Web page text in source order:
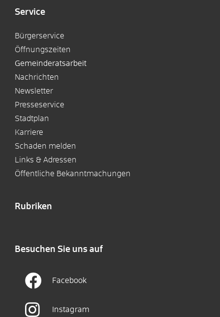
Service
Bürgerservice
Öffnungszeiten
Gemeinderatsarbeit
Nachrichten
Newsletter
Presseservice
Stadtplan
Karriere
Schaden melden
Links & Adressen
Öffentliche Bekanntmachungen
Rubriken
Besuchen Sie uns auf
Facebook
Instagram